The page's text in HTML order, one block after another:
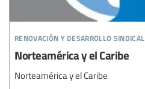
renovación y desarrollo sindical
Norteamérica y el Caribe
Norteamérica y el Caribe